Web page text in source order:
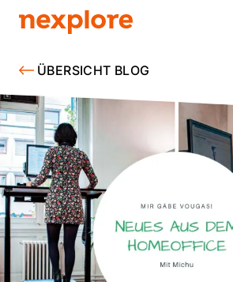
ÜBERSICHT BLOG